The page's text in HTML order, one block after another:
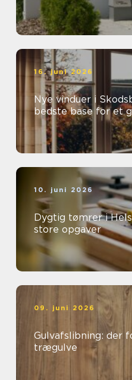
16. juni 2026
Nye vinduer i
bedste base for et
10. juni 2026
Dygtig tømrer i
store opgaver
09. juni 2026
Gulvafslibning: der
trægulve